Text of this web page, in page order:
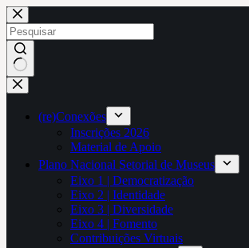
Pular
para
o
conteúdo
Sem
resultados
(re)Conexões
Inscrições 2026
Material de Apoio
Plano Nacional Setorial de Museus
Eixo 1 | Democratização
Eixo 2 | Identidade
Eixo 3 | Diversidade
Eixo 4 | Fomento
Contribuições Virtuais